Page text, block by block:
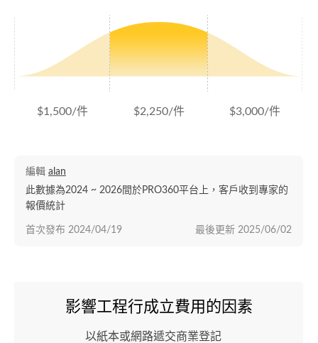
$1,500/件 $2,250/件 $3,000/件
編輯 alan
此數據為2024 ~ 2026間於PRO360平台上，客戶收到專家的
報價統計
最後更新 2025/06/02
首次發布 2024/04/19
影響工程行成立費用的因素
以紙本或網路遞交商業登記